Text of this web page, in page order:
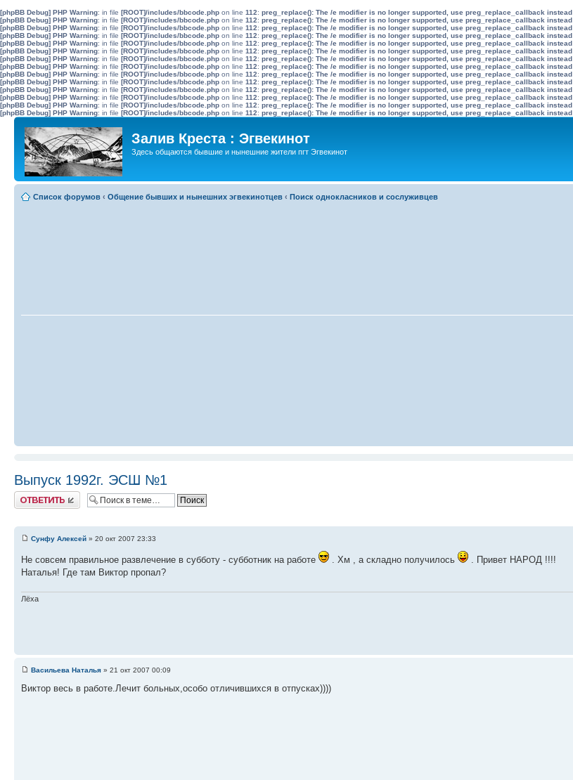
[phpBB Debug] PHP Warning: in file [ROOT]/includes/bbcode.php on line 112: preg_replace(): The /e modifier is no longer supported, use preg_replace_callback instead
[phpBB Debug] PHP Warning: in file [ROOT]/includes/bbcode.php on line 112: preg_replace(): The /e modifier is no longer supported, use preg_replace_callback instead
[phpBB Debug] PHP Warning: in file [ROOT]/includes/bbcode.php on line 112: preg_replace(): The /e modifier is no longer supported, use preg_replace_callback instead
[phpBB Debug] PHP Warning: in file [ROOT]/includes/bbcode.php on line 112: preg_replace(): The /e modifier is no longer supported, use preg_replace_callback instead
[phpBB Debug] PHP Warning: in file [ROOT]/includes/bbcode.php on line 112: preg_replace(): The /e modifier is no longer supported, use preg_replace_callback instead
[phpBB Debug] PHP Warning: in file [ROOT]/includes/bbcode.php on line 112: preg_replace(): The /e modifier is no longer supported, use preg_replace_callback instead
[phpBB Debug] PHP Warning: in file [ROOT]/includes/bbcode.php on line 112: preg_replace(): The /e modifier is no longer supported, use preg_replace_callback instead
[phpBB Debug] PHP Warning: in file [ROOT]/includes/bbcode.php on line 112: preg_replace(): The /e modifier is no longer supported, use preg_replace_callback instead
[phpBB Debug] PHP Warning: in file [ROOT]/includes/bbcode.php on line 112: preg_replace(): The /e modifier is no longer supported, use preg_replace_callback instead
[phpBB Debug] PHP Warning: in file [ROOT]/includes/bbcode.php on line 112: preg_replace(): The /e modifier is no longer supported, use preg_replace_callback instead
[phpBB Debug] PHP Warning: in file [ROOT]/includes/bbcode.php on line 112: preg_replace(): The /e modifier is no longer supported, use preg_replace_callback instead
[phpBB Debug] PHP Warning: in file [ROOT]/includes/bbcode.php on line 112: preg_replace(): The /e modifier is no longer supported, use preg_replace_callback instead
[phpBB Debug] PHP Warning: in file [ROOT]/includes/bbcode.php on line 112: preg_replace(): The /e modifier is no longer supported, use preg_replace_callback instead
[phpBB Debug] PHP Warning: in file [ROOT]/includes/bbcode.php on line 112: preg_replace(): The /e modifier is no longer supported, use preg_replace_callback instead
Залив Креста : Эгвекинот
Здесь общаются бывшие и нынешние жители пгт Эгвекинот
Список форумов ‹ Общение бывших и нынешних эгвекинотцев ‹ Поиск однокласников и сослуживцев
Выпуск 1992г. ЭСШ №1
Ответить
Сунфу Алексей » 20 окт 2007 23:33
Не совсем правильное развлечение в субботу - субботник на работе . Хм , а складно получилось
. Привет НАРОД !!!!
Наталья! Где там Виктор пропал?
Лёха
Васильева Наталья » 21 окт 2007 00:09
Виктор весь в работе.Лечит больных,особо отличившихся в отпусках))))